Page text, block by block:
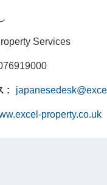
Services
property.co.uk